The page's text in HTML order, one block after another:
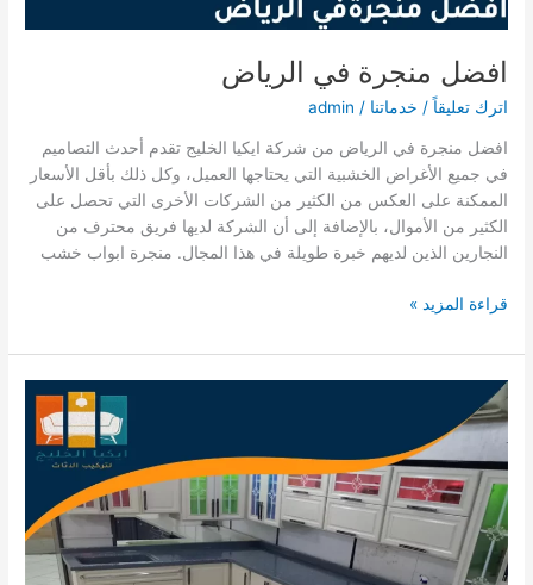
افضل منجرة في الرياض
اترك تعليقاً / خدماتنا /
admin
افضل منجرة في الرياض من شركة ايكيا الخليج تقدم أحدث التصاميم
في جميع الأغراض الخشبية التي يحتاجها العميل، وكل ذلك بأقل الأسعار
الممكنة على العكس من الكثير من الشركات الأخرى التي تحصل على
الكثير من الأموال، بالإضافة إلى أن الشركة لديها فريق محترف من
النجارين الذين لديهم خبرة طويلة في هذا المجال. منجرة ابواب خشب
افضل
في
الرياض
قراءة المزيد »